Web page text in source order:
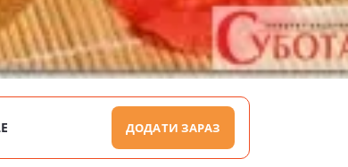
ДОДАТИ ЗАРАЗ